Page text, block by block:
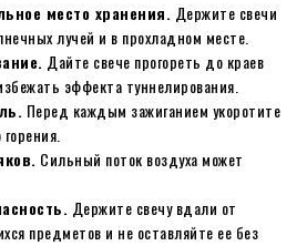
место хранения. Держите свечи
лучей и в прохладном месте.
Дайте свече прогореть до краев
эффекта туннелирования.
Перед каждым зажиганием укоротите
Сильный поток воздуха может
Держите свечу вдали от
предметов и не оставляйте ее без